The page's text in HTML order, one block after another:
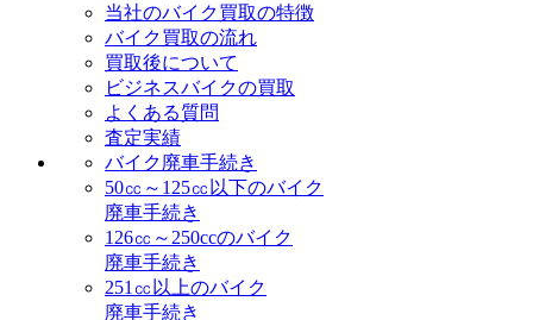
当社のバイク買取の特徴
バイク買取の流れ
買取後について
ビジネスバイクの買取
よくある質問
査定実績
バイク廃車手続き
50㏄～125㏄以下のバイク
廃車手続き
126㏄～250ccのバイク
廃車手続き
251㏄以上のバイク
廃車手続き